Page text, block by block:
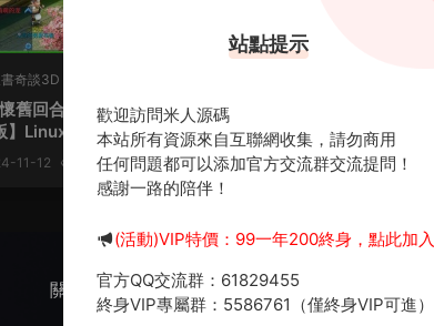
奇談3D
懷舊回合手遊【天書奇談3D最新
】Linux手工服務端+安卓蘋果
後台+視頻架設教程
11-12 994 0 30
懷舊回合手
版】Linux手工服
+假人陪玩+GM授
+視頻架設教程
2024-10-15
關于我們 服務支持
站點提示
歡迎訪問米人源碼
本站所有資源來自互聯網收集，請勿商用
任何問題都可以添加官方交流群交流提問！
感謝一路的陪伴！
(活動)VIP特價：99一年200終身，點此加入
官方QQ交流群：61829455
終身VIP專屬群：5586761（僅終身VIP可進）